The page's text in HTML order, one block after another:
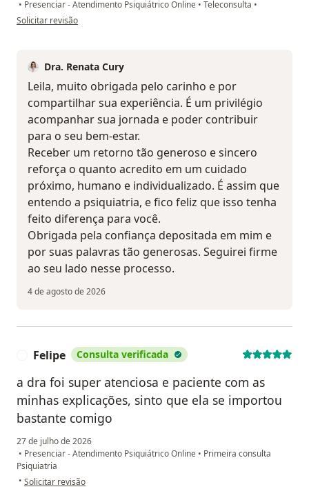
• Presenciar - Atendimento Psiquiátrico Online • Teleconsulta •
na opinião do utilizador Leila B T
Solicitar revisão
Dra. Renata Cury
Leila, muito obrigada pelo carinho e por
compartilhar sua experiência. É um privilégio
acompanhar sua jornada e poder contribuir
para o seu bem-estar.
Receber um retorno tão generoso e sincero
reforça o quanto acredito em um cuidado
próximo, humano e individualizado. É assim que
entendo a psiquiatria, e fico feliz que isso tenha
feito diferença para você.
Obrigada pela confiança depositada em mim e
por suas palavras tão generosas. Seguirei firme
ao seu lado nesse processo.
4 de agosto de 2026
Felipe Consulta verificada
a dra foi super atenciosa e paciente com as
minhas explicações, sinto que ela se importou
bastante comigo
27 de julho de 2026
• Presenciar - Atendimento Psiquiátrico Online • Primeira consulta
Psiquiatria
• na opinião do utilizador Felipe
Solicitar revisão